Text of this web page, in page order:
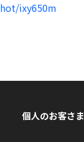
ixy650m
個人のお客さま